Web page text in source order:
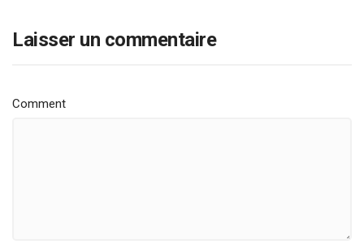
Laisser un commentaire
Comment